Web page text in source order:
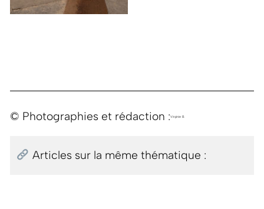
© Photographies et rédaction :Virginie B.
Articles sur la même thématique :